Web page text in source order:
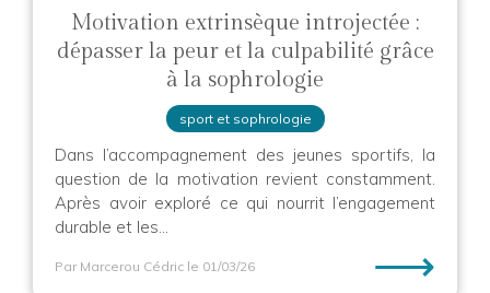
Motivation extrinsèque introjectée :
dépasser la peur et la culpabilité grâce
à la sophrologie
sport et sophrologie
Dans l’accompagnement des jeunes sportifs, la
question de la motivation revient constamment.
Après avoir exploré ce qui nourrit l’engagement
durable et les...
Par Marcerou Cédric le 01/03/26 ⟶